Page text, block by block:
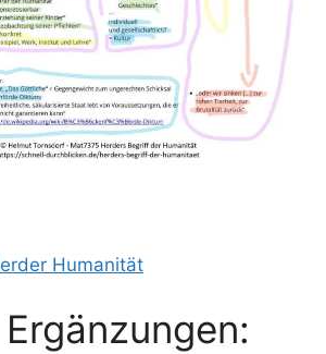
Humanität